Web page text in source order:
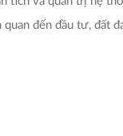
đến đầu tư, đất